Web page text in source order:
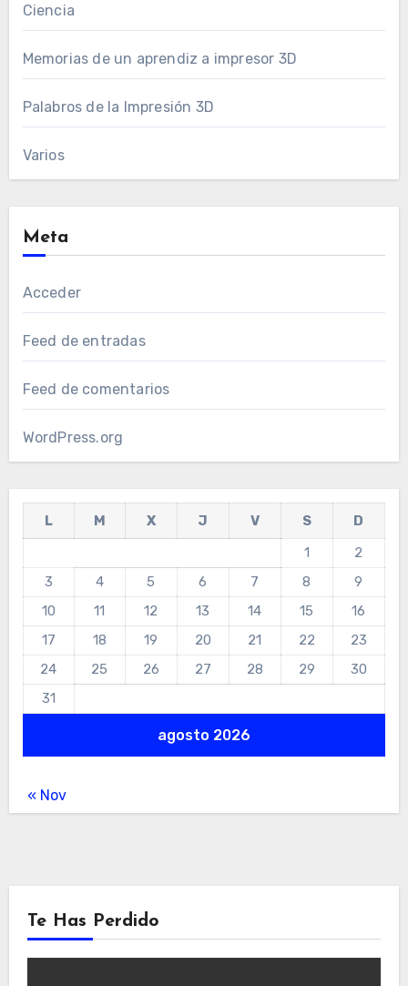
Ciencia
Memorias de un aprendiz a impresor 3D
Palabros de la Impresión 3D
Varios
Meta
Acceder
Feed de entradas
Feed de comentarios
WordPress.org
agosto 2026
L M X J V S
D
1
2
3
4 5 6 7 8
9
10
11 12 13 14 15
16
17
18 19 20 21 22
23
24
25 26 27 28 29
30
31
« Nov
Te Has Perdido